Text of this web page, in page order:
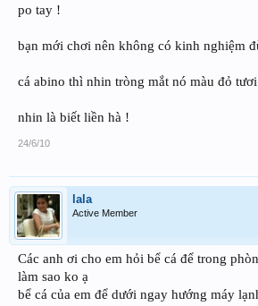
po tay !
bạn mới chơi nên không có kinh nghiệm
cá abino thì nhin tròng mắt nó màu đỏ
nhin là biết liền hà !
24/6/10
lala
Active Member
Các anh ơi cho em hỏi bể cá để trong
làm sao ko ạ
bể cá của em để dưới ngay hướng máy